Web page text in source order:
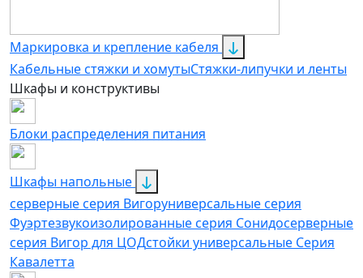
Маркировка и крепление кабеля
Кабельные стяжки и хомутыСтяжки-липучки и ленты
Шкафы и конструктивы
Блоки распределения питания
Шкафы напольные
серверные серия Вигоруниверсальные серия
Фуэртезвукоизолированные серия Сонидосерверные
серия Вигор для ЦОДстойки универсальные Серия
Кавалетта